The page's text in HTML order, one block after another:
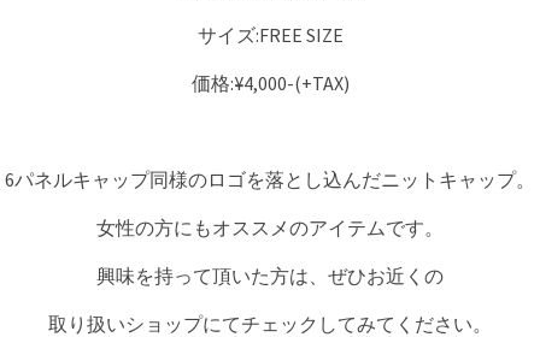
サイズ:FREE SIZE
価格:¥4,000-(+TAX)
6パネルキャップ同様のロゴを落とし込んだニットキャップ。
女性の方にもオススメのアイテムです。
興味を持って頂いた方は、ぜひお近くの
取り扱いショップにてチェックしてみてください。